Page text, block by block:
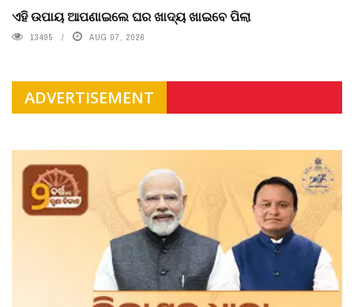
ଏହି ଉପାୟ ଆପଣାଇଲେ ଘର ଖାଦ୍ୟ ଖାଇବେ ପିଲା
13495 AUG 07, 2026
ADVERTISEMENT